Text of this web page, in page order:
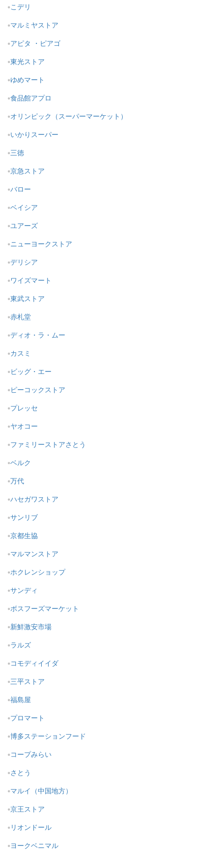
こデリ
マルミヤストア
アピタ ・ピアゴ
東光ストア
ゆめマート
食品館アプロ
オリンピック（スーパーマーケット）
いかりスーパー
三徳
京急ストア
バロー
ベイシア
ユアーズ
ニューヨークストア
デリシア
ワイズマート
東武ストア
赤札堂
ディオ・ラ・ムー
カスミ
ビッグ・エー
ピーコックストア
プレッセ
ヤオコー
ファミリーストアさとう
ベルク
万代
ハセガワストア
サンリブ
京都生協
マルマンストア
ホクレンショップ
サンディ
ボスフーズマーケット
新鮮激安市場
ラルズ
コモディイイダ
三平ストア
福島屋
プロマート
博多ステーションフード
コープみらい
さとう
マルイ（中国地方）
京王ストア
リオンドール
ヨークベニマル